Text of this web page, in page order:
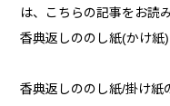
は、こちらの記事をお読
香典返しののし紙(かけ紙
香典返しののし紙/掛け紙